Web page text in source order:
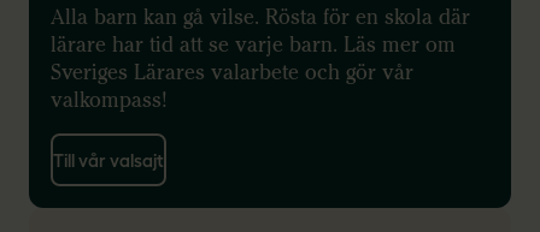
Alla barn kan gå vilse. Rösta för en skola där
lärare har tid att se varje barn. Läs mer om
Sveriges Lärares valarbete och gör vår
valkompass!
Till vår valsajt